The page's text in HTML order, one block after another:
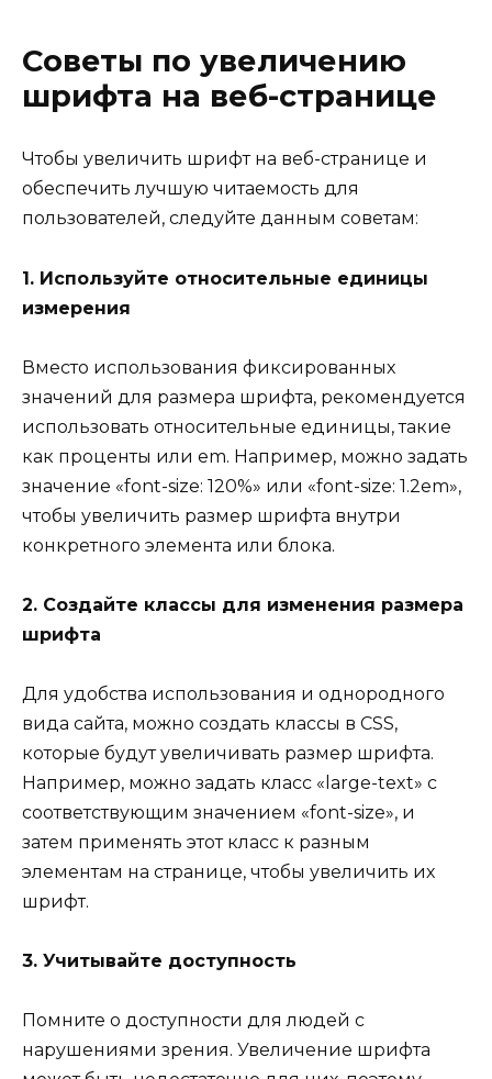
Советы по увеличению
шрифта на веб-странице
Чтобы увеличить шрифт на веб-странице и
обеспечить лучшую читаемость для
пользователей, следуйте данным советам:
1. Используйте относительные единицы
измерения
Вместо использования фиксированных
значений для размера шрифта, рекомендуется
использовать относительные единицы, такие
как проценты или em. Например, можно задать
значение «font-size: 120%» или «font-size: 1.2em»,
чтобы увеличить размер шрифта внутри
конкретного элемента или блока.
2. Создайте классы для изменения размера
шрифта
Для удобства использования и однородного
вида сайта, можно создать классы в CSS,
которые будут увеличивать размер шрифта.
Например, можно задать класс «large-text» с
соответствующим значением «font-size», и
затем применять этот класс к разным
элементам на странице, чтобы увеличить их
шрифт.
3. Учитывайте доступность
Помните о доступности для людей с
нарушениями зрения. Увеличение шрифта